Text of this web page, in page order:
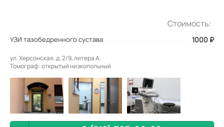
Стоимость:
УЗИ тазобедренного сустава 1000 ₽
ул. Херсонская, д. 2/9, литера А.
Томограф: открытый низкопольный